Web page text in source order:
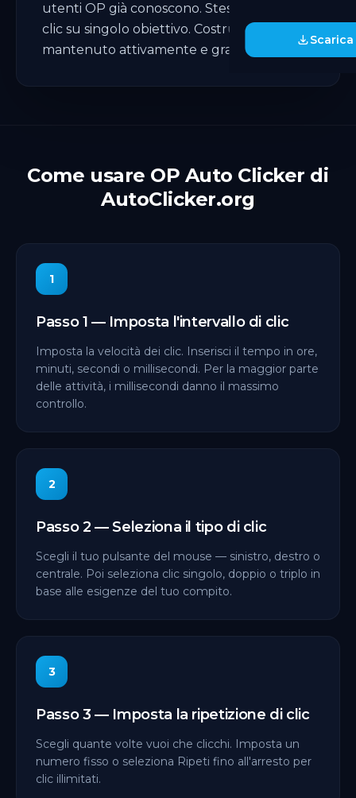
utenti OP già conoscono. Stesso semplice
clic su singolo obiettivo. Costruito meglio,
mantenuto attivamente e gratuito.
Come usare OP Auto Clicker di
AutoClicker.org
1
Passo 1 — Imposta l'intervallo di clic
Imposta la velocità dei clic. Inserisci il tempo in ore,
minuti, secondi o millisecondi. Per la maggior parte
delle attività, i millisecondi danno il massimo
controllo.
2
Passo 2 — Seleziona il tipo di clic
Scegli il tuo pulsante del mouse — sinistro, destro o
centrale. Poi seleziona clic singolo, doppio o triplo in
base alle esigenze del tuo compito.
3
Passo 3 — Imposta la ripetizione di clic
Scegli quante volte vuoi che clicchi. Imposta un
numero fisso o seleziona Ripeti fino all'arresto per
clic illimitati.